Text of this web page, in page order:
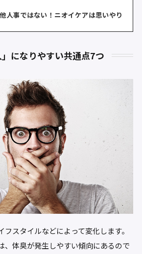
人事ではない！ニオイケアは思いやり
」になりやすい共通点7つ
スタイルなどによって変化します。
、体臭が発生しやすい傾向にあるので